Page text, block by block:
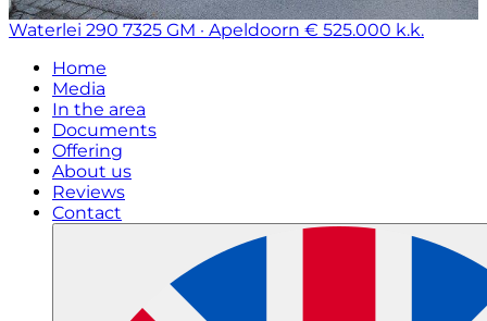
Waterlei 290 7325 GM · Apeldoorn € 525.000 k.k.
Home
Media
In the area
Documents
Offering
About us
Reviews
Contact